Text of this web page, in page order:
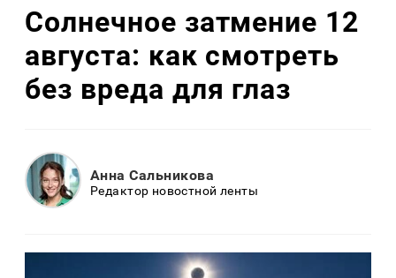
Солнечное затмение 12
августа: как смотреть
без вреда для глаз
Анна Сальникова
Редактор новостной ленты